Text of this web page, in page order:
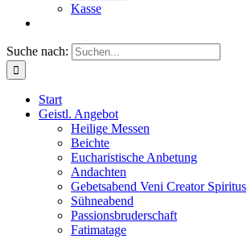
Kasse
Suche nach:
Start
Geistl. Angebot
Heilige Messen
Beichte
Eucharistische Anbetung
Andachten
Gebetsabend Veni Creator Spiritus
Sühneabend
Passionsbruderschaft
Fatimatage